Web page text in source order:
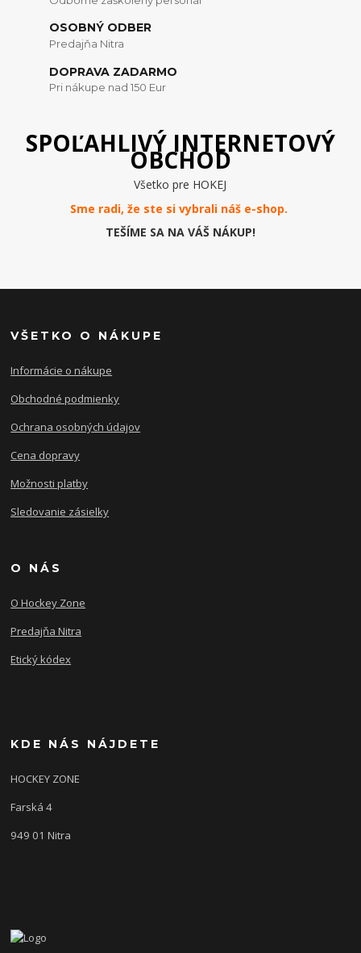
OSOBNÝ ODBER
Predajňa Nitra
DOPRAVA ZADARMO
Pri nákupe nad 150 Eur
SPOĽAHLIVÝ INTERNETOVÝ
OBCHOD
Všetko pre HOKEJ
Sme radi, že ste si vybrali náš e-shop.
TEŠÍME SA NA VÁŠ NÁKUP!
VŠETKO O NÁKUPE
Informácie o nákupe
Obchodné podmienky
Ochrana osobných údajov
Cena dopravy
Možnosti platby
Sledovanie zásielky
O NÁS
O Hockey Zone
Predajňa Nitra
Etický kódex
KDE NÁS NÁJDETE
HOCKEY ZONE
Farská 4
949 01 Nitra